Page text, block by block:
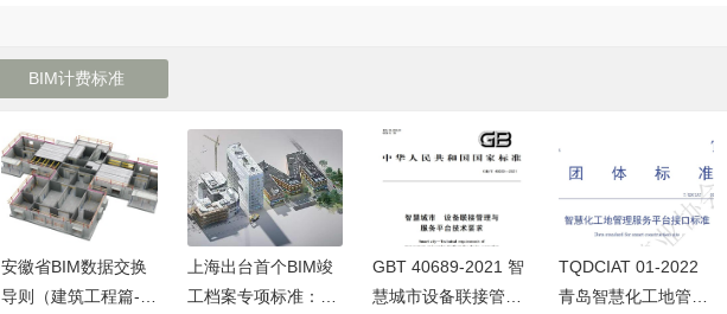
BIM计费标准
安徽省BIM数据交换
导则（建筑工程篇-交
上海出台首个BIM竣
工档案专项标准：建
GBT 40689-2021 智
慧城市设备联接管理
TQDCIAT 01-2022
青岛智慧化工地管理